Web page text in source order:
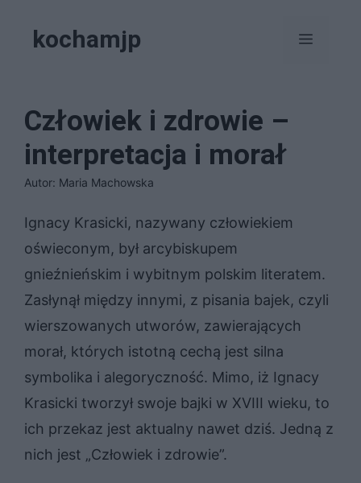
kochamjp Menu
Człowiek i zdrowie –
interpretacja i morał
Autor: Maria Machowska
Ignacy Krasicki, nazywany człowiekiem
oświeconym, był arcybiskupem
gnieźnieńskim i wybitnym polskim literatem.
Zasłynął między innymi, z pisania bajek, czyli
wierszowanych utworów, zawierających
morał, których istotną cechą jest silna
symbolika i alegoryczność. Mimo, iż Ignacy
Krasicki tworzył swoje bajki w XVIII wieku, to
ich przekaz jest aktualny nawet dziś. Jedną z
nich jest „Człowiek i zdrowie”.